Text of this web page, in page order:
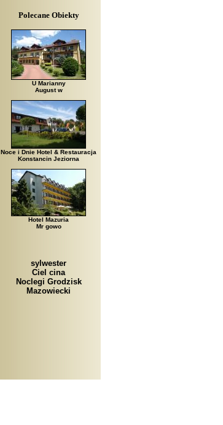
Polecane Obiekty
U Marianny
August w
Noce i Dnie Hotel & Restauracja
Konstancin Jeziorna
Hotel Mazuria
Mr gowo
sylwester
Ciel cina
Noclegi Grodzisk
Mazowiecki
Arłamów, Augustów, Babice Stare,